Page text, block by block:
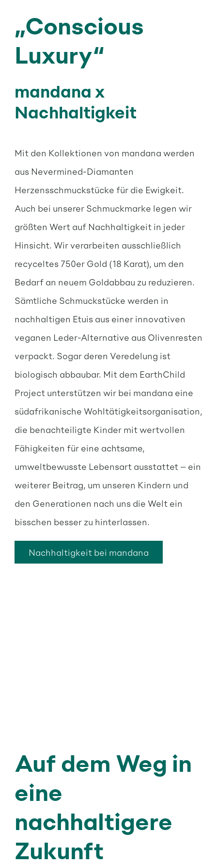
„Conscious
Luxury“
mandana x
Nachhaltigkeit
Mit den Kollektionen von mandana werden
aus Nevermined-Diamanten
Herzensschmuckstücke für die Ewigkeit.
Auch bei unserer Schmuckmarke legen wir
größten Wert auf Nachhaltigkeit in jeder
Hinsicht. Wir verarbeiten ausschließlich
recyceltes 750er Gold (18 Karat), um den
Bedarf an neuem Goldabbau zu reduzieren.
Sämtliche Schmuckstücke werden in
nachhaltigen Etuis aus einer innovativen
veganen Leder-Alternative aus Olivenresten
verpackt. Sogar deren Veredelung ist
biologisch abbaubar. Mit dem EarthChild
Project unterstützen wir bei mandana eine
südafrikanische Wohltätigkeitsorganisation,
die benachteiligte Kinder mit wertvollen
Fähigkeiten für eine achtsame,
umweltbewusste Lebensart ausstattet – ein
weiterer Beitrag, um unseren Kindern und
den Generationen nach uns die Welt ein
bisschen besser zu hinterlassen.
Nachhaltigkeit bei mandana
Auf dem Weg in
eine
nachhaltigere
Zukunft